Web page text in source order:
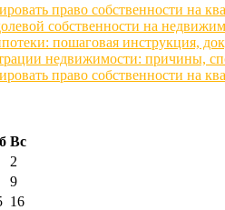
право собственности на
собственности на
пошаговая инструкция,
недвижимости: причины,
право собственности на
Вс
2
9
16